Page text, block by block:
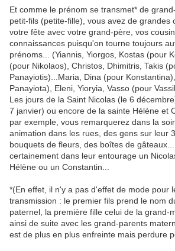
Et comme le prénom se transmet* de
petit-fils (petite-fille), vous avez de grandes
votre fête avec votre grand-père, vos
connaissances puisqu'on tourne toujours
prénoms... (Yiannis, Yiorgos, Kostas (pour
(pour Nikolaos), Christos, Dhimitris, Takis
Panayiotis)...Maria, Dina (pour
Panayiota), Eleni, Yioryia, Vasso (pour
Les jours de la Saint Nicolas (le 6
7 janvier) ou encore de la sainte Hélène et
par exemple, vous remarquerez dans la
animation dans les rues, des gens sur leur
bouquets de fleurs, des boîtes de
certainement dans leur entourage un
Hélène ou un Constantin...
*(En effet, il n'y a pas d'effet de mode pour
transmission : le premier fils prend le nom
paternel, la première fille celui de la grand-
ainsi de suite avec les grand-parents
est de plus en plus enfreinte mais perdure